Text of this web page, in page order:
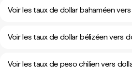
Voir les taux de dollar bahaméen
Voir les taux de dollar bélizéen vers
Voir les taux de peso chilien vers